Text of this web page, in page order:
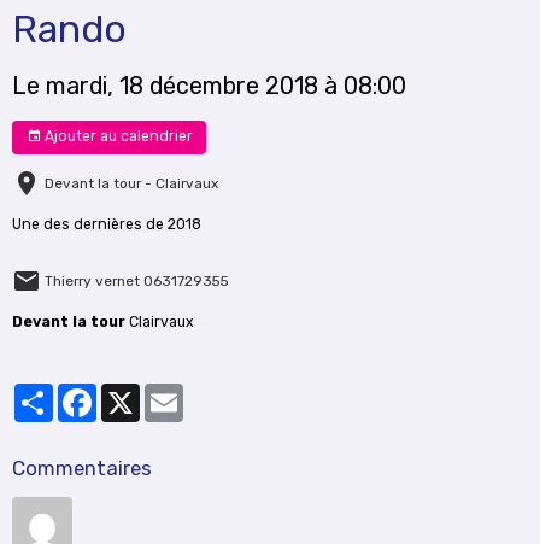
Rando
Le mardi, 18 décembre 2018 à 08:00
Ajouter au calendrier
Devant la tour - Clairvaux
Une des dernières de 2018
Thierry vernet 0631729355
Devant la tour Clairvaux
PartagerFacebook
X
Commentaires